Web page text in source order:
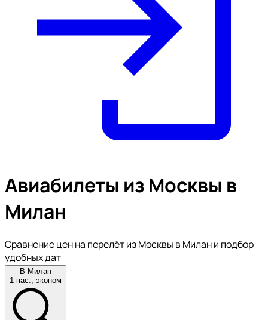
Авиабилеты из Москвы в
Милан
Сравнение цен на перелёт из Москвы в Милан и подбор
удобных дат
В Милан
1 пас., эконом